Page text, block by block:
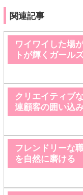
関連記事
ワイワイした場
トが輝くガール
クリエイティブ
連顧客の囲い込
フレンドリーな
を自然に磨ける